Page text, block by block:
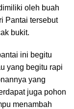
oleh buah
Pantai tersebut
bukit.
ini begitu
yang begitu rapi
yang
juga pohon
menambah